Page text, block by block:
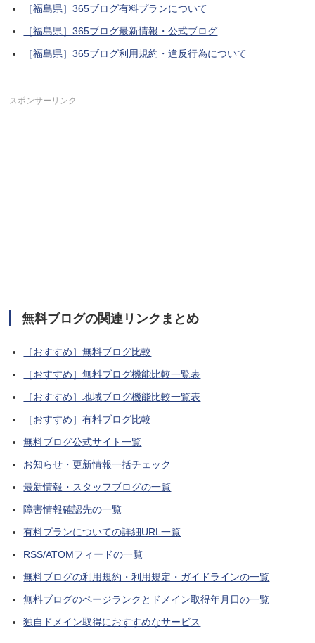
［福島県］365ブログ有料プランについて
［福島県］365ブログ最新情報・公式ブログ
［福島県］365ブログ利用規約・違反行為について
スポンサーリンク
無料ブログの関連リンクまとめ
［おすすめ］無料ブログ比較
［おすすめ］無料ブログ機能比較一覧表
［おすすめ］地域ブログ機能比較一覧表
［おすすめ］有料ブログ比較
無料ブログ公式サイト一覧
お知らせ・更新情報一括チェック
最新情報・スタッフブログの一覧
障害情報確認先の一覧
有料プランについての詳細URL一覧
RSS/ATOMフィードの一覧
無料ブログの利用規約・利用規定・ガイドラインの一覧
無料ブログのページランクとドメイン取得年月日の一覧
独自ドメイン取得におすすめなサービス